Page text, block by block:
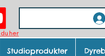
her
Studioprodukter